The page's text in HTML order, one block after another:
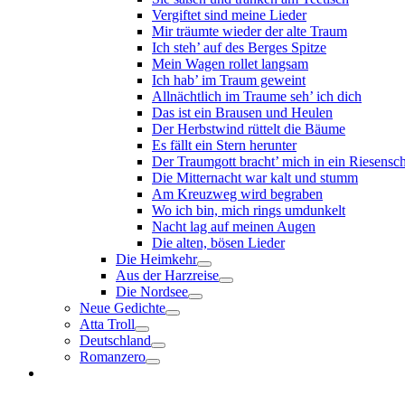
Vergiftet sind meine Lieder
Mir träumte wieder der alte Traum
Ich steh’ auf des Berges Spitze
Mein Wagen rollet langsam
Ich hab’ im Traum geweint
Allnächtlich im Traume seh’ ich dich
Das ist ein Brausen und Heulen
Der Herbstwind rüttelt die Bäume
Es fällt ein Stern herunter
Der Traumgott bracht’ mich in ein
Die Mitternacht war kalt und stumm
Am Kreuzweg wird begraben
Wo ich bin, mich rings umdunkelt
Nacht lag auf meinen Augen
Die alten, bösen Lieder
Die Heimkehr
Aus der Harzreise
Die Nordsee
Neue Gedichte
Atta Troll
Deutschland
Romanzero